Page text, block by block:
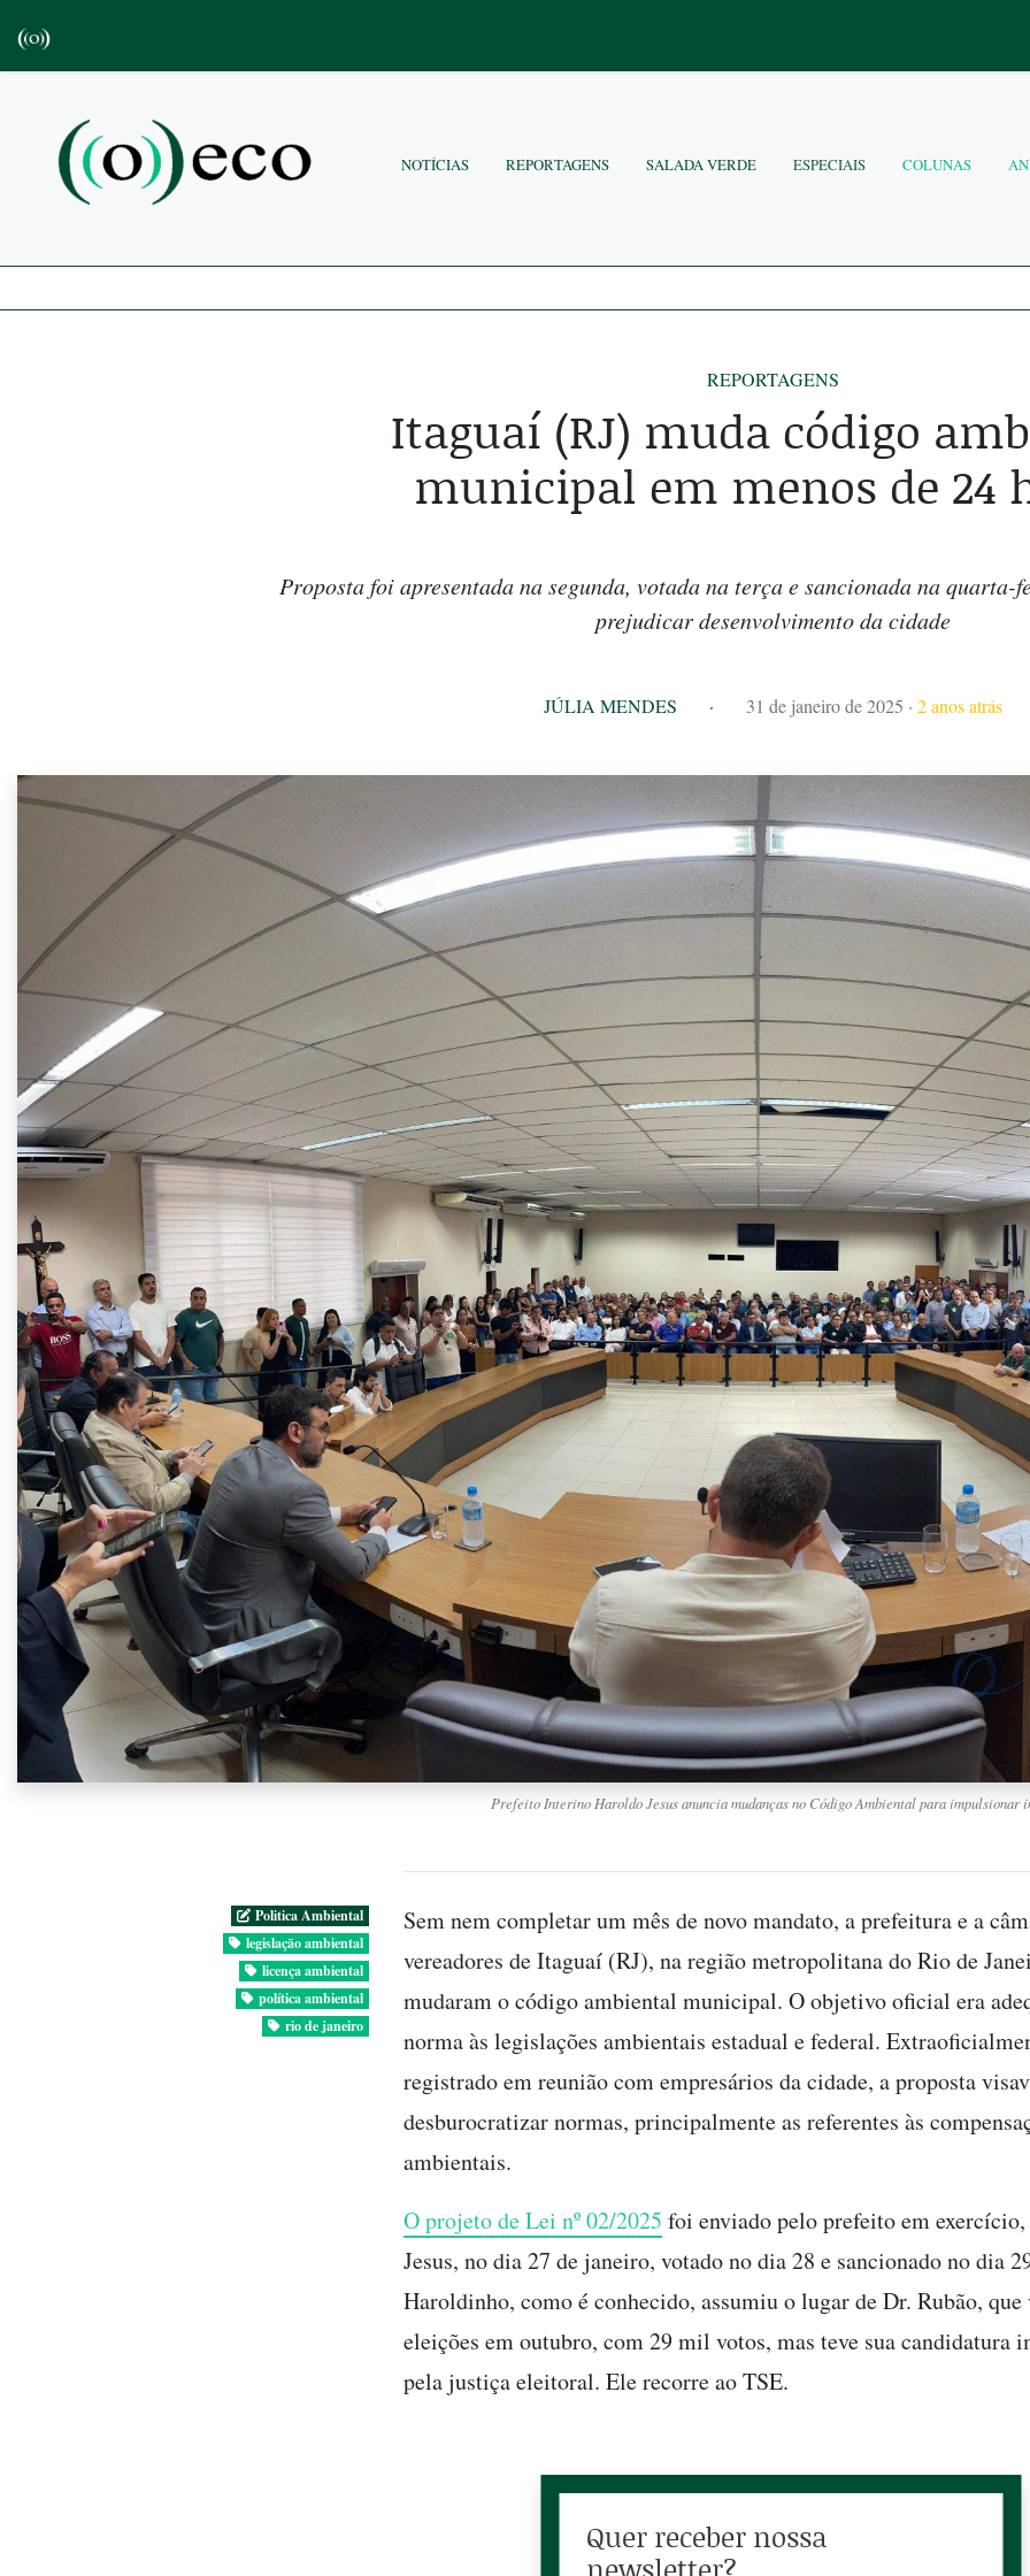
NOTÍCIAS REPORTAGENS SALADA VERDE ESPECIAIS COLUNAS
REPORTAGENS
Itaguaí (RJ) muda código
municipal em menos de 24
Proposta foi apresentada na segunda, votada na terça e sancionada na quarta-
prejudicar desenvolvimento da cidade
JÚLIA MENDES · 31 de janeiro de 2025 · 2 anos atrás
Prefeito Interino Haroldo Jesus anuncia mudanças no Código Ambiental para
Politica Ambiental
legislação ambiental
licença ambiental
política ambiental
rio de janeiro
Sem nem completar um mês de novo mandato, a prefeitura e a
vereadores de Itaguaí (RJ), na região metropolitana do Rio de
mudaram o código ambiental municipal. O objetivo oficial era
norma às legislações ambientais estadual e federal.
registrado em reunião com empresários da cidade, a proposta
desburocratizar normas, principalmente as referentes às
ambientais.
O projeto de Lei nº 02/2025 foi enviado pelo prefeito em
Jesus, no dia 27 de janeiro, votado no dia 28 e sancionado no dia
Haroldinho, como é conhecido, assumiu o lugar de Dr. Rubão, que
eleições em outubro, com 29 mil votos, mas teve sua candidatura
pela justiça eleitoral. Ele recorre ao TSE.
Quer receber nossa